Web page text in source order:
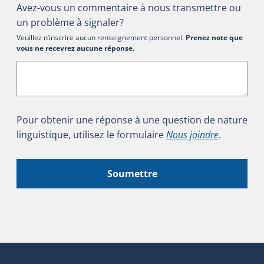
Avez-vous un commentaire à nous transmettre ou
un problème à signaler?
Veuillez n’inscrire aucun renseignement personnel. Prenez note que
vous ne recevrez aucune réponse.
Pour obtenir une réponse à une question de nature
linguistique, utilisez le formulaireNous joindre.
Soumettre